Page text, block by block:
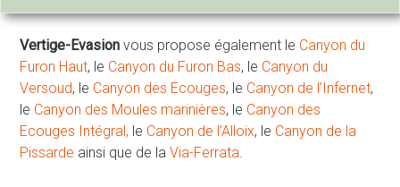
Vertige-Evasion vous propose également le Canyon du
Furon Haut, le Canyon du Furon Bas, le Canyon du
Versoud, le Canyon des Ecouges, le Canyon de l’Infernet,
le Canyon des Moules marinières, le Canyon des
Ecouges Intégral, le Canyon de l’Alloix, le Canyon de la
Pissarde ainsi que de laVia-Ferrata.